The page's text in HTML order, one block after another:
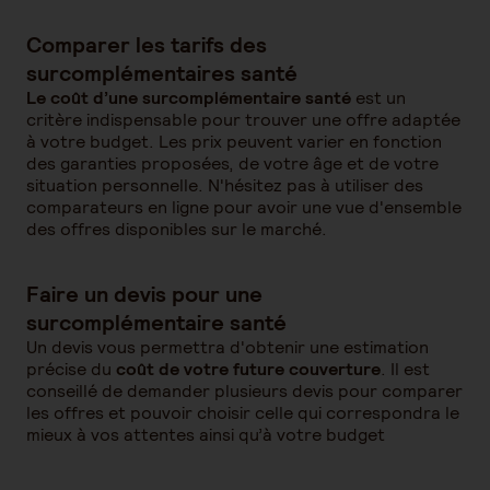
Comparer les tarifs des
surcomplémentaires santé
Le coût d’une surcomplémentaire santé est un
critère indispensable pour trouver une offre adaptée
à votre budget. Les prix peuvent varier en fonction
des garanties proposées, de votre âge et de votre
situation personnelle. N'hésitez pas à utiliser des
comparateurs en ligne pour avoir une vue d'ensemble
des offres disponibles sur le marché.
Faire un devis pour une
surcomplémentaire santé
Un devis vous permettra d'obtenir une estimation
précise du coût de votre future couverture. Il est
conseillé de demander plusieurs devis pour comparer
les offres et pouvoir choisir celle qui correspondra le
mieux à vos attentes ainsi qu’à votre budget